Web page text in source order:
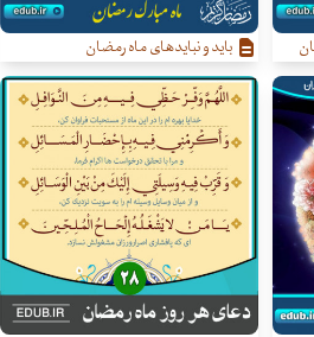
باید و نبایدهای ماه رمضان